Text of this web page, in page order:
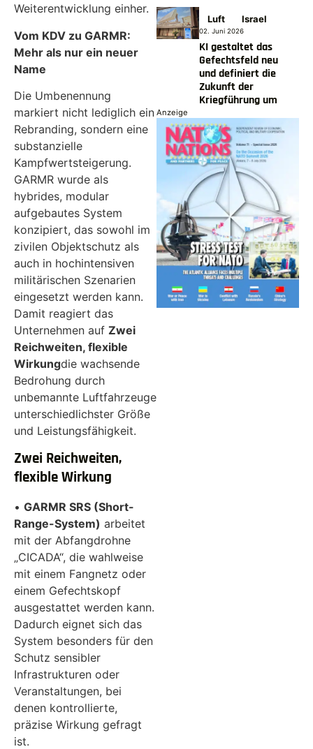
Weiterentwicklung einher.
Vom KDV zu GARMR:
Mehr als nur ein neuer
Name
Die Umbenennung
markiert nicht lediglich ein
Rebranding, sondern eine
substanzielle
Kampfwertsteigerung.
GARMR wurde als
hybrides, modular
aufgebautes System
konzipiert, das sowohl im
zivilen Objektschutz als
auch in hochintensiven
militärischen Szenarien
eingesetzt werden kann.
Damit reagiert das
Unternehmen auf Zwei
Reichweiten, flexible
Wirkungdie wachsende
Bedrohung durch
unbemannte Luftfahrzeuge
unterschiedlichster Größe
und Leistungsfähigkeit.
Zwei Reichweiten,
flexible Wirkung
• GARMR SRS (Short-
Range-System) arbeitet
mit der Abfangdrohne
„CICADA“, die wahlweise
mit einem Fangnetz oder
einem Gefechtskopf
ausgestattet werden kann.
Dadurch eignet sich das
System besonders für den
Schutz sensibler
Infrastrukturen oder
Veranstaltungen, bei
denen kontrollierte,
präzise Wirkung gefragt
ist.
Luft Israel
02. Juni 2026
KI gestaltet das
Gefechtsfeld neu
und definiert die
Zukunft der
Kriegführung um
Anzeige